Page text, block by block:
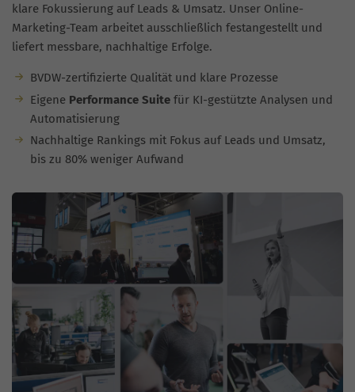
klare Fokussierung auf Leads & Umsatz. Unser Online-
Marketing-Team arbeitet ausschließlich festangestellt und
liefert messbare, nachhaltige Erfolge.
BVDW-zertifizierte Qualität und klare Prozesse
Eigene Performance Suitefür KI-gestützte Analysen und
Automatisierung
Nachhaltige Rankings mit Fokus auf Leads und Umsatz,
bis zu 80% weniger Aufwand